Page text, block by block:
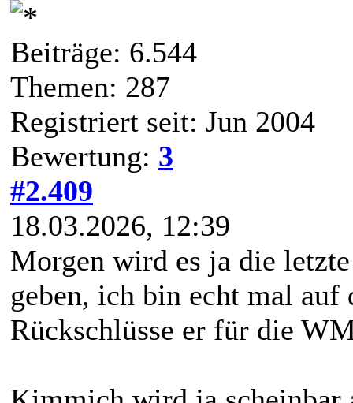
Beiträge: 6.544
Themen: 287
Registriert seit: Jun 2004
Bewertung: 3
#2.409
18.03.2026, 12:39
Morgen wird es ja die
geben, ich bin echt mal auf
Rückschlüsse er für die